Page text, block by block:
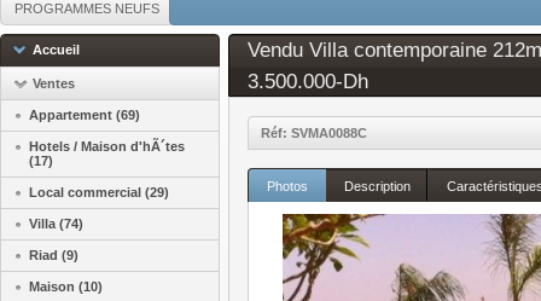
PROGRAMMES NEUFS
Accueil
Ventes
Appartement (69)
Hotels / Maison d'hÃ´tes
(17)
Local commercial (29)
Villa (74)
Riad (9)
Maison (10)
Vendu Villa contemporaine
3.500.000-Dh
Réf: SVMA0088C
Photos Description